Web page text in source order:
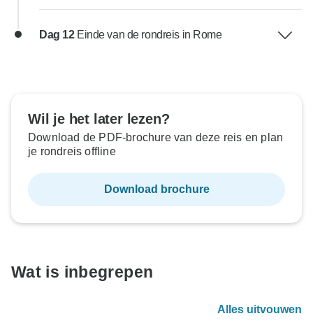
Dag 12 Einde van de rondreis in Rome
Wil je het later lezen?
Download de PDF-brochure van deze reis en plan
je rondreis offline
Download brochure
Wat is inbegrepen
Alles uitvouwen